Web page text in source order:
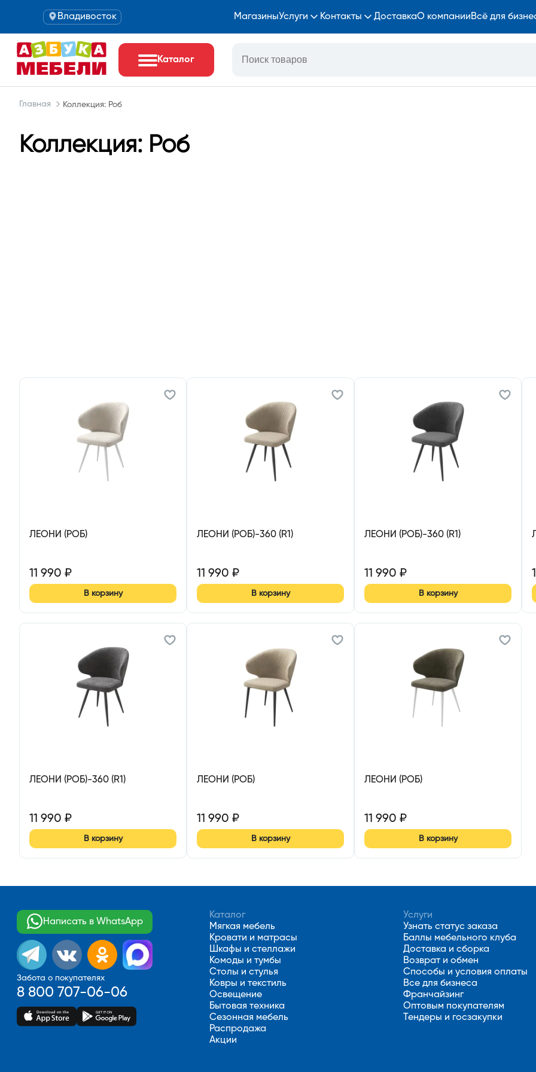
Владивосток МагазиныУслуги Контакты ДоставкаО компанииВсё для
Каталог
Главная Коллекция: Роб
Коллекция: Роб
ЛЕОНИ (РОБ)
11 990 ₽
В корзину
ЛЕОНИ (РОБ)-360 (R1)
11 990 ₽
В корзину
ЛЕОНИ (РОБ)-360 (R1)
11 990 ₽
В корзину
ЛЕОНИ (РОБ)-360 (R1)
11 990 ₽
В корзину
ЛЕОНИ (РОБ)
11 990 ₽
В корзину
ЛЕОНИ (РОБ)
11 990 ₽
В корзину
Написать в WhatsApp
Забота о покупателях
8 800 707-06-06
Каталог
Мягкая мебель
Кровати и матрасы
Шкафы и стеллажи
Комоды и тумбы
Столы и стулья
Ковры и текстиль
Освещение
Бытовая техника
Сезонная мебель
Распродажа
Акции
Услуги
Узнать статус заказа
Баллы мебельного клуба
Доставка и сборка
Возврат и обмен
Способы и условия оплаты
Все для бизнеса
Франчайзинг
Оптовым покупателям
Тендеры и госзакупки